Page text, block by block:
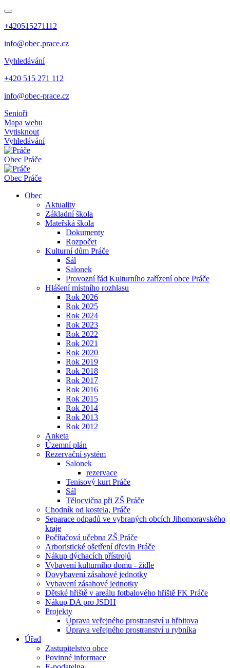
+420515271112
info@obec.prace.cz
Vyhledávání
+420 515 271 112
info@obec-prace.cz
Senioři
Mapa webu
Vytisknout
Vyhledávání
Obec Práče
Obec Práče
Obec
Aktuality
Základní škola
Mateřská škola
Dokumenty
Rozpočet
Kulturní dům Práče
Sál
Salonek
Provozní řád Kulturního zařízení obce Práče
Hlášení místního rozhlasu
Rok 2026
Rok 2025
Rok 2024
Rok 2023
Rok 2022
Rok 2021
Rok 2020
Rok 2019
Rok 2018
Rok 2017
Rok 2016
Rok 2015
Rok 2014
Rok 2013
Rok 2012
Anketa
Územní plán
Rezervační systém
Salonek
rezervace
Tenisový kurt Práče
Sál
Tělocvična při ZŠ Práče
Chodník od kostela, Práče
Separace odpadů ve vybraných obcích Jihomoravského
kraje
Počítačová učebna ZŠ Práče
Arboristické ošetření dřevin Práče
Nákup dýchacích přístrojů
Vybavení kulturního domu - židle
Dovybavení zásahové jednotky
Vybavení zásahové jednotky
Dětské hřiště v areálu fotbalového hřiště FK Práče
Nákup DA pro JSDH
Projekty
Úprava veřejného prostranství u hřbitova
Úprava veřejného prostranství u rybníka
Úřad
Zastupitelstvo obce
Povinné informace